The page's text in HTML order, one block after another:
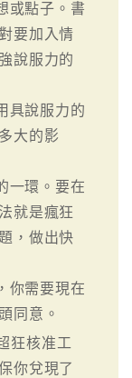
或點子。書
要加入情
說服力的
具說服力的
大的影
一環。要在
就是瘋狂
，做出快
你需要現在
同意。
狂核准工
你兌現了